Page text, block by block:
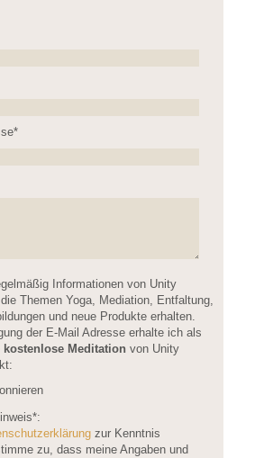
empty.
field empty.Informationen von Unity
die Themen Yoga, Mediation, Entfaltung,
und neue Produkte erhalten.
der E-Mail Adresse erhalte ich als
kostenlose Meditation von Unity
*:
zur Kenntnis
zu, dass meine Angaben und